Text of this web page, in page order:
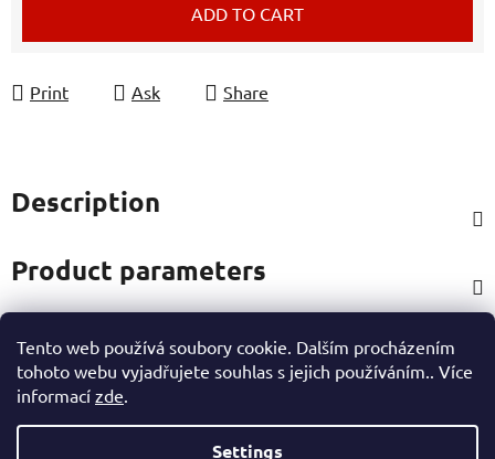
Tento web používá soubory cookie. Dalším procházením
tohoto webu vyjadřujete souhlas s jejich používáním.. Více
informací zde.
Settings
ADD TO CART
Print Ask Share
Description
Product parameters
Rating
Other information